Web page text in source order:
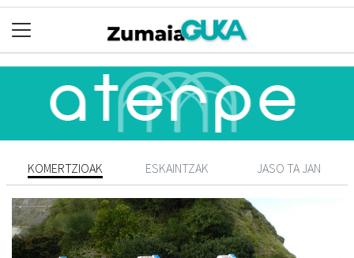
KOMERTZIOAK ESKAINTZAK JASO TA JAN